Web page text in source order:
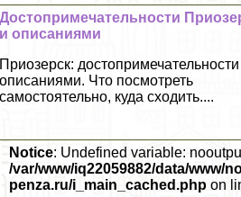
Достопримечательности
и описаниями
Приозерск:
описаниями. Что посмотреть
самостоятельно, куда сходить....
Notice: Undefined variable:
/var/www/iq22059882/data/www/
penza.ru/i_main_cached.php on